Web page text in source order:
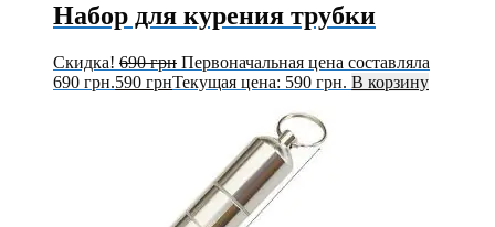
Набор для курения трубки
Скидка! 690грн Первоначальная цена составляла
690 грн.590 грнТекущая цена: 590 грн. В корзину